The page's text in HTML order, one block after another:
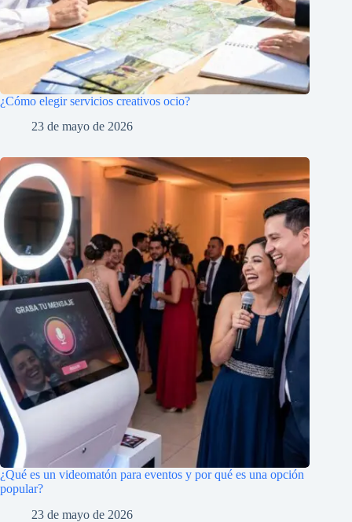
¿Cómo elegir servicios creativos ocio?
23 de mayo de 2026
¿Qué es un videomatón para eventos y por qué es una opción
popular?
23 de mayo de 2026